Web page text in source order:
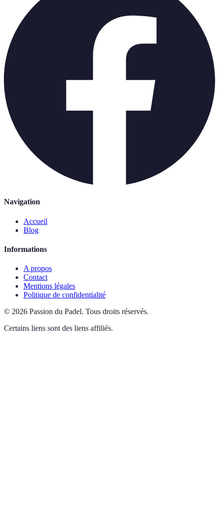
Navigation
Accueil
Blog
Informations
A propos
Contact
Mentions légales
Politique de confidentialité
© 2026 Passion du Padel. Tous droits réservés.
Certains liens sont des liens affiliés.